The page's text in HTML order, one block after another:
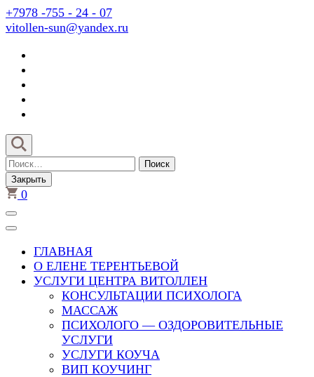
Перейти
к
(нажмите
Enter)
+7978 -755 - 24 - 07
vitollen-sun@yandex.ru
Найти:
Закрыть
0
ГЛАВНАЯ
О ЕЛЕНЕ ТЕРЕНТЬЕВОЙ
УСЛУГИ ЦЕНТРА ВИТОЛЛЕН
КОНСУЛЬТАЦИИ ПСИХОЛОГА
МАССАЖ
ПСИХОЛОГО — ОЗДОРОВИТЕЛЬНЫЕ
УСЛУГИ
УСЛУГИ КОУЧА
ВИП КОУЧИНГ